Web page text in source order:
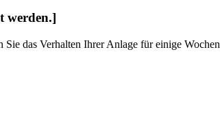
werden.]
das Verhalten Ihrer Anlage für einige